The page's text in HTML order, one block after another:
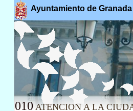
Ayuntamiento de Granada
010 ATENCION A LA